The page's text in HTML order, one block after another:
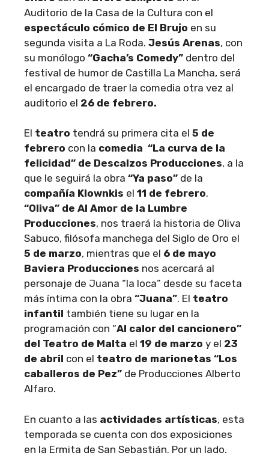
Auditorio de la Casa de la Cultura con el
espectáculo cómico de El Brujo en su
segunda visita a La Roda. Jesús Arenas, con
su monólogo “Gacha’s Comedy” dentro del
festival de humor de Castilla La Mancha, será
el encargado de traer la comedia otra vez al
auditorio el 26 de febrero.
El teatro tendrá su primera cita el 5 de
febrero con la comedia “La curva de la
felicidad” de Descalzos Producciones, a la
que le seguirá la obra “Ya paso” de la
compañía Klownkis el 11 de febrero.
“Oliva” de Al Amor de la Lumbre
Producciones, nos traerá la historia de Oliva
Sabuco, filósofa manchega del Siglo de Oro el
5 de marzo, mientras que el 6 de mayo
Baviera Producciones nos acercará al
personaje de Juana “la loca” desde su faceta
más íntima con la obra “Juana”. El teatro
infantil también tiene su lugar en la
programación con “Al calor del cancionero”
del Teatro de Malta el 19 de marzo y el 23
de abril con el teatro de marionetas “Los
caballeros de Pez” de Producciones Alberto
Alfaro.
En cuanto a las actividades artísticas, esta
temporada se cuenta con dos exposiciones
en la Ermita de San Sebastián. Por un lado,